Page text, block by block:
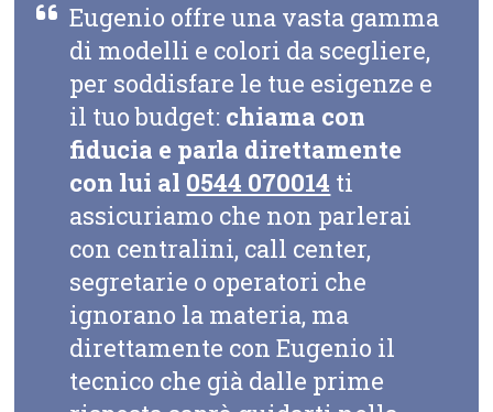
Eugenio offre una vasta gamma
di modelli e colori da scegliere,
per soddisfare le tue esigenze e
il tuo budget: chiama con
fiducia e parla direttamente
con lui al 0544 070014 ti
assicuriamo che non parlerai
con centralini, call center,
segretarie o operatori che
ignorano la materia, ma
direttamente con Eugenio il
tecnico che già dalle prime